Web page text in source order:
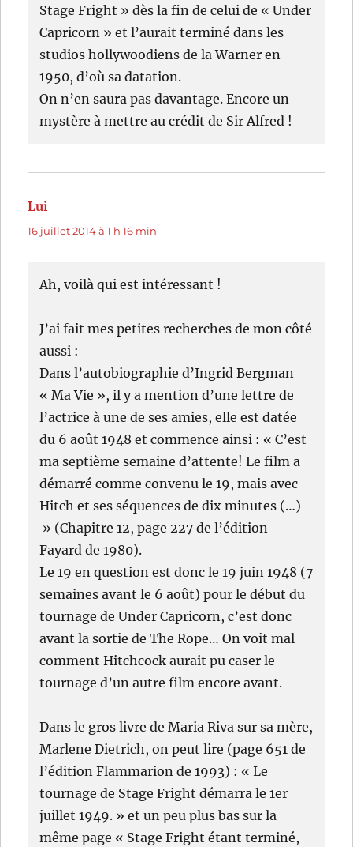
Stage Fright » dès la fin de celui de « Under
Capricorn » et l’aurait terminé dans les
studios hollywoodiens de la Warner en
1950, d’où sa datation.
On n’en saura pas davantage. Encore un
mystère à mettre au crédit de Sir Alfred !
Lui
16 juillet 2014 à 1 h 16 min
Ah, voilà qui est intéressant !
J’ai fait mes petites recherches de mon côté
aussi :
Dans l’autobiographie d’Ingrid Bergman
« Ma Vie », il y a mention d’une lettre de
l’actrice à une de ses amies, elle est datée
du 6 août 1948 et commence ainsi : « C’est
ma septième semaine d’attente! Le film a
démarré comme convenu le 19, mais avec
Hitch et ses séquences de dix minutes (…)
» (Chapitre 12, page 227 de l’édition
Fayard de 1980).
Le 19 en question est donc le 19 juin 1948 (7
semaines avant le 6 août) pour le début du
tournage de Under Capricorn, c’est donc
avant la sortie de The Rope… On voit mal
comment Hitchcock aurait pu caser le
tournage d’un autre film encore avant.
Dans le gros livre de Maria Riva sur sa mère,
Marlene Dietrich, on peut lire (page 651 de
l’édition Flammarion de 1993) : « Le
tournage de Stage Fright démarra le 1er
juillet 1949. » et un peu plus bas sur la
même page « Stage Fright étant terminé,